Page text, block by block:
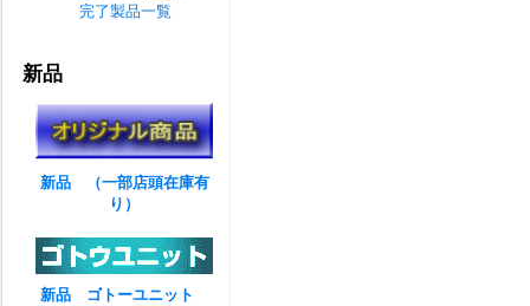
完了製品一覧
新品
新品 （一部店頭在庫有
り）
新品 ゴトーユニット